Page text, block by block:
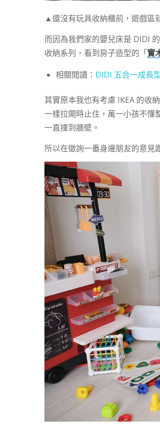
▲還沒有玩具收納櫃前，遊戲區
而因為我們家的嬰兒床是 DIDI
收納系列，看到房子造型的「實
相關閱讀： DIDI 五合一成長
其實原本我也有考慮 IKEA 的收
一樣拉開時止住，萬一小孩不懂
一直撞到牆壁。
所以在徵詢一番身邊朋友的意見